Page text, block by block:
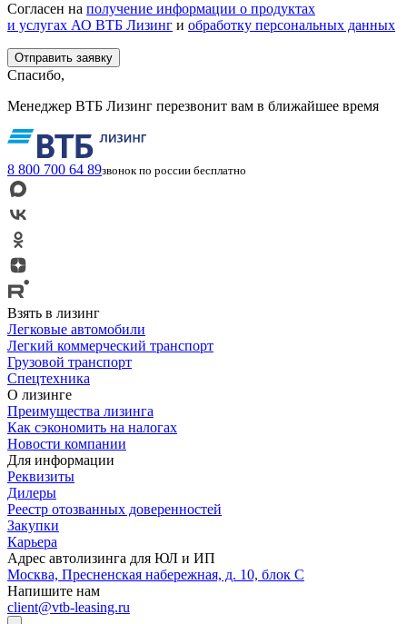
Согласен на получение информации о продуктах
и услугах АО ВТБ Лизинг и обработку персональных данных
Спасибо,
Менеджер ВТБ Лизинг перезвонит вам в ближайшее время
8 800 700 64 89звонок по россии бесплатно
Взять в лизинг
Легковые автомобили
Легкий коммерческий транспорт
Грузовой транспорт
Спецтехника
О лизинге
Преимущества лизинга
Как сэкономить на налогах
Новости компании
Для информации
Реквизиты
Дилеры
Реестр отозванных доверенностей
Закупки
Карьера
Адрес автолизинга для ЮЛ и ИП
Москва, Пресненская набережная, д. 10, блок С
Напишите нам
client@vtb-leasing.ru